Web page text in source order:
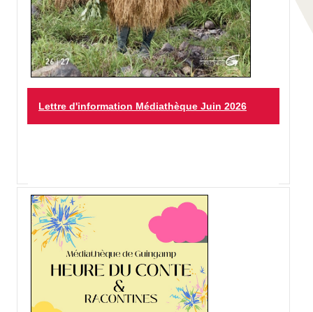
Lettre d'information Médiathèque Juin 2026